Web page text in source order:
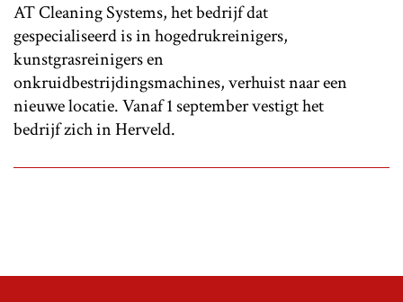
AT Cleaning Systems, het bedrijf dat
gespecialiseerd is in hogedrukreinigers,
kunstgrasreinigers en
onkruidbestrijdingsmachines, verhuist naar een
nieuwe locatie. Vanaf 1 september vestigt het
bedrijf zich in Herveld.